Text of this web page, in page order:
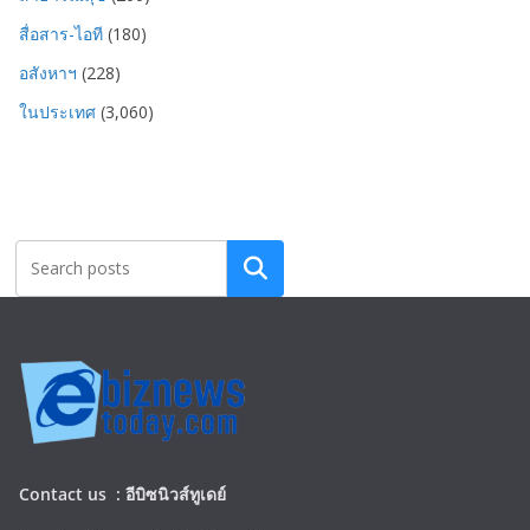
สื่อสาร-ไอที (180)
อสังหาฯ (228)
ในประเทศ (3,060)
Search
Contact us : อีบิซนิวส์ทูเดย์